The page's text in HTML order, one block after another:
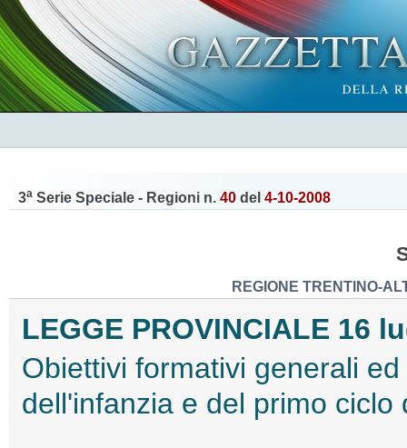
3a Serie Speciale - Regioni n. 40 del 4-10-2008
REGIONE TRENTINO-
LEGGE PROVINCIALE 16
Obiettivi formativi generali
dell'infanzia e del primo